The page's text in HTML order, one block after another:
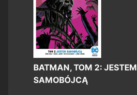
BATMAN, TOM 2: JESTEM
SAMOBÓJCĄ